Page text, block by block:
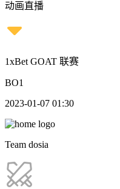
动画直播
1xBet GOAT 联赛
BO1
2023-01-07 01:30
Team dosia